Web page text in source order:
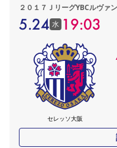
２０１７ＪリーグYBCルヴァ
5.24 水 19:03
セレッソ大阪